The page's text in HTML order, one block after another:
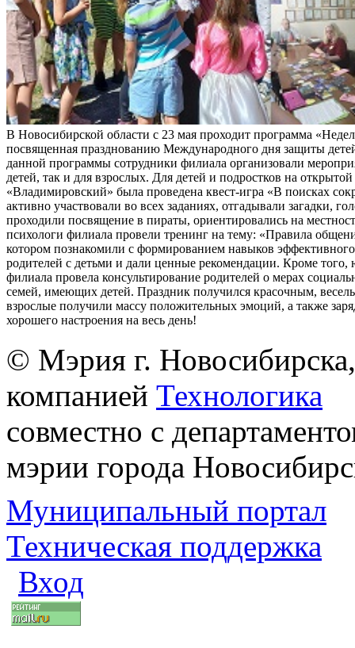
В Новосибирской области с 23 мая проходит программа
посвященная празднованию Международного дня защиты
данной программы сотрудники филиала организовали
детей, так и для взрослых. Для детей и подростков на
«Владимировский» была проведена квест-игра «В поисках
активно участвовали во всех заданиях, отгадывали загадки,
проходили посвящение в пираты, ориентировались на
психологи филиала провели тренинг на тему: «Правила
котором познакомили с формированием навыков
родителей с детьми и дали ценные рекомендации. Кроме того,
филиала провела консультирование родителей о мерах
семей, имеющих детей. Праздник получился красочным,
взрослые получили массу положительных эмоций, а также
хорошего настроения на весь день!
© Мэрия г.
компанией Технологика
совместно с
мэрии города
Муниципальный портал
Техническая поддержка
Вход